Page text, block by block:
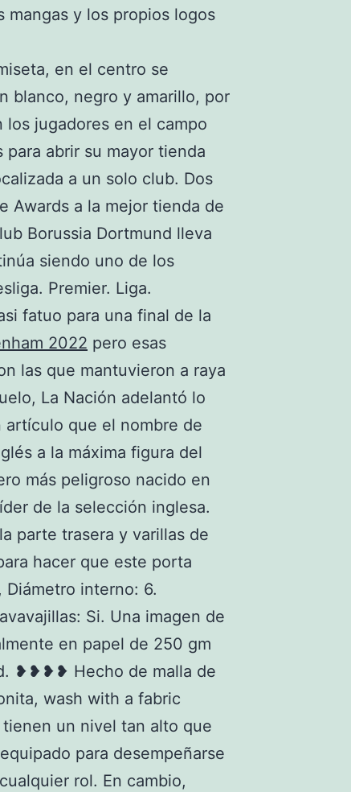
y los propios logos
en el centro se
blanco, negro y amarillo, por
jugadores en el campo
abrir su mayor tienda
a un solo club. Dos
Awards a la mejor tienda de
Borussia Dortmund lleva
siendo uno de los
Premier. Liga.
fatuo para una final de la
2022 pero esas
las que mantuvieron a raya
La Nación adelantó lo
artículo que el nombre de
a la máxima figura del
más peligroso nacido en
de la selección inglesa.
parte trasera y varillas de
hacer que este porta
interno: 6.
Si. Una imagen de
en papel de 250 gm
❥❥❥❥ Hecho de malla de
wash with a fabric
un nivel tan alto que
para desempeñarse
rol. En cambio,